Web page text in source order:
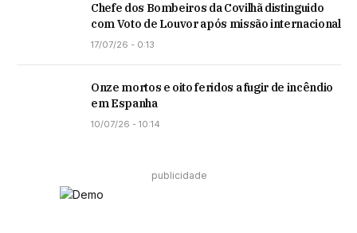
Chefe dos Bombeiros da Covilhã distinguido
com Voto de Louvor após missão internacional
17/07/26 - 0:13
Onze mortos e oito feridos a fugir de incêndio
em Espanha
10/07/26 - 10:14
publicidade